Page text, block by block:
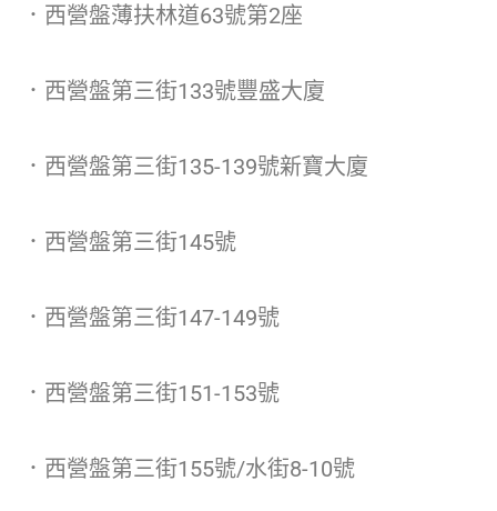
．西營盤薄扶林道63號第2座
．西營盤第三街133號豐盛大廈
．西營盤第三街135-139號新寶大廈
．西營盤第三街145號
．西營盤第三街147-149號
．西營盤第三街151-153號
．西營盤第三街155號/水街8-10號